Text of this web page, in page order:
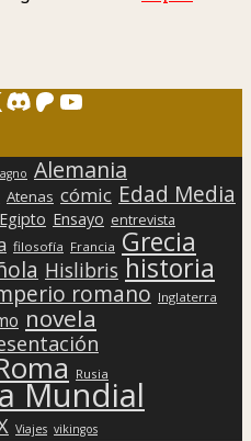
Discord
Patreon
YouTube
Alemania
Atenas cómic Edad Media
Egipto Ensayo entrevista
filosofía Francia Grecia
Hislibris historia
romano Inglaterra
novela
Rusia
Mundial
Viajes vikingos